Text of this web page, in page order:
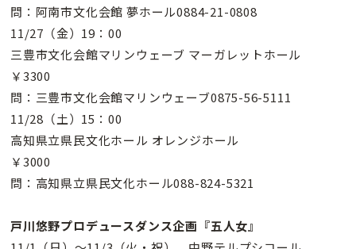
問：阿南市文化会館 夢ホール0884-21-0808
11/27（金）19：00
三豊市文化会館マリンウェーブ マーガレットホール
￥3300
問：三豊市文化会館マリンウェーブ0875-56-5111
11/28（土）15：00
高知県立県民文化ホール オレンジホール
￥3000
問：高知県立県民文化ホール088-824-5321
戸川悠野プロデュースダンス企画『五人女』